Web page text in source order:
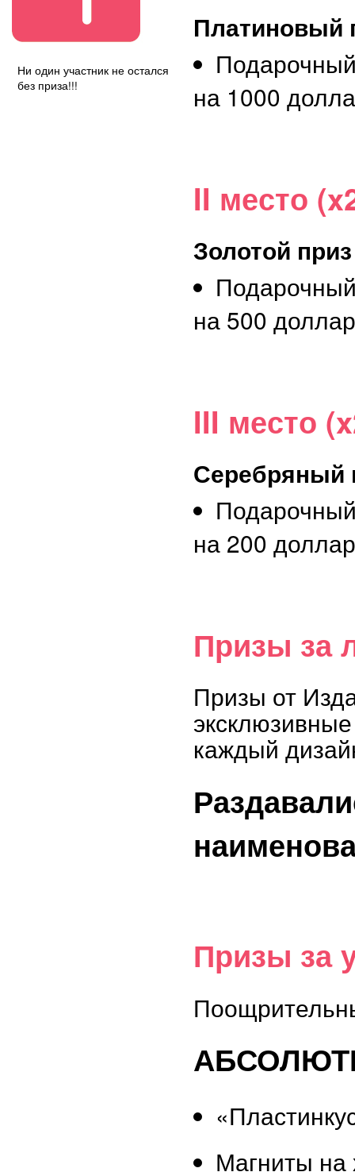
Ни один участник не остался
без приза!!!
Платиновый
на 1000
II место
Золотой
на 500
III место
Серебряный
на 200
Призы за
Призы от
каждый
Призы за
Магниты на